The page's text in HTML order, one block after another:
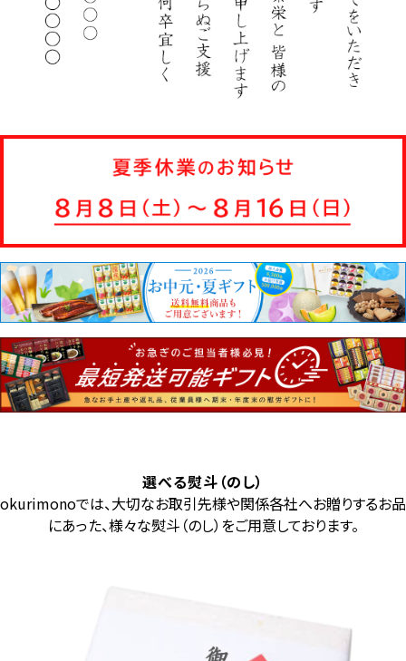
選べる熨斗（のし）
okurimonoでは、大切なお取引先様や関係各社へお贈りするお品
にあった、様々な熨斗（のし）をご用意しております。